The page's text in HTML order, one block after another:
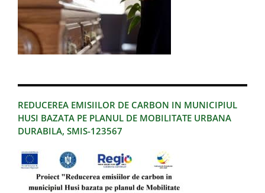
REDUCEREA EMISIILOR DE CARBON IN MUNICIPIUL
HUSI BAZATA PE PLANUL DE MOBILITATE URBANA
DURABILA, SMIS-123567